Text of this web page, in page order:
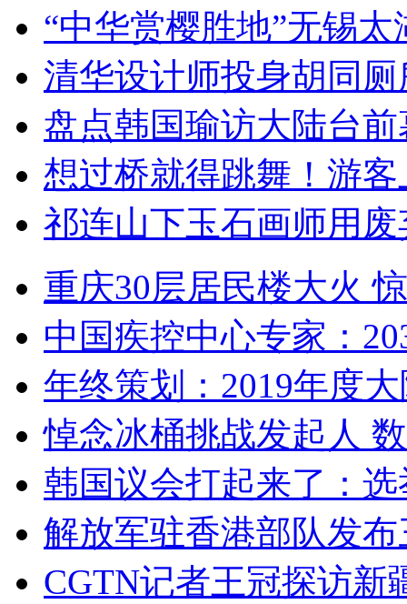
“中华赏樱胜地”无锡
清华设计师投身胡同
盘点韩国瑜访大陆台
想过桥就得跳舞！游客
祁连山下玉石画师用
重庆30层居民楼大火
中国疾控中心专家：
年终策划：2019年度
悼念冰桶挑战发起人
韩国议会打起来了：
解放军驻香港部队发
CGTN记者王冠探访新